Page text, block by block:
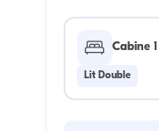
Cabine 1
Lit Double